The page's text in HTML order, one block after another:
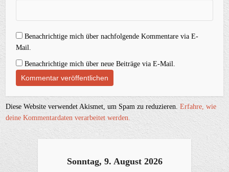
Benachrichtige mich über nachfolgende Kommentare via E-
Mail.
Benachrichtige mich über neue Beiträge via E-Mail.
Diese Website verwendet Akismet, um Spam zu reduzieren.Erfahre, wie
deine Kommentardaten verarbeitet werden.
Sonntag, 9. August 2026